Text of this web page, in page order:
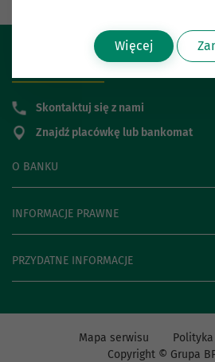
O BANKU
INFORMACJE PRAWNE
PRZYDATNE INFORMACJE
Skontaktuj się z nami
Znajdź placówkę lub bankomat
Mapa serwisu
Copyright © Grupa
Więcej